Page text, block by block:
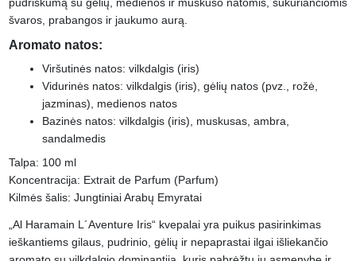
pudriškumą su gėlių, medienos ir muskuso natomis, sukuriančiomis
švaros, prabangos ir jaukumo aurą.
Aromato natos:
Viršutinės natos: vilkdalgis (iris)
Vidurinės natos: vilkdalgis (iris), gėlių natos (pvz., rožė,
jazminas), medienos natos
Bazinės natos: vilkdalgis (iris), muskusas, ambra,
sandalmedis
Talpa: 100 ml
Koncentracija: Extrait de Parfum (Parfum)
Kilmės šalis: Jungtiniai Arabų Emyratai
„Al Haramain L´Aventure Iris“ kvepalai yra puikus pasirinkimas
ieškantiems gilaus, pudrinio, gėlių ir nepaprastai ilgai išliekančio